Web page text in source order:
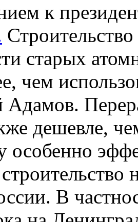
к
старых
чем
Адамов.
дешевле,
особенно
В